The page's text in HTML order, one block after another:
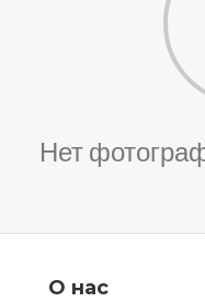
Нет
О нас